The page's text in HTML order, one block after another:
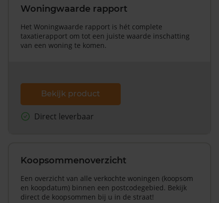
Woningwaarde rapport
Het Woningwaarde rapport is hét complete
taxatierapport om tot een juiste waarde inschatting
van een woning te komen.
Bekijk product
Direct leverbaar
Koopsommenoverzicht
Een overzicht van alle verkochte woningen (koopsom
en koopdatum) binnen een postcodegebied. Bekijk
direct de koopsommen bij u in de straat!